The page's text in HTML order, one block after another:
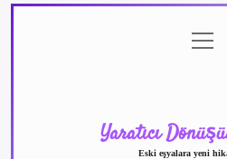
menüyü
aç
Yaratıcı
Eski eşyalara yeni